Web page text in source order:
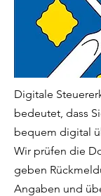
Digitale
bedeutet, dass
bequem digital
Wir prüfen die
geben
Angaben und